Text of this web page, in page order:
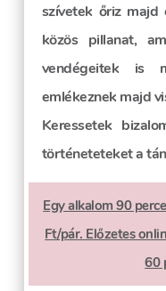
szívetek őriz majd
közös pillanat,
vendégeitek is
emlékeznek majd
Keressetek
történeteteket a
Egy alkalom 90
Ft/pár. Előzetes
60